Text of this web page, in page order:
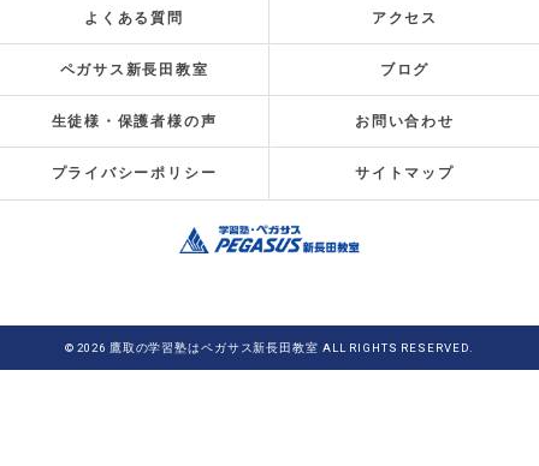
よくある質問 アクセス
ペガサス新長田教室 ブログ
生徒様・保護者様の声 お問い合わせ
プライバシーポリシー サイトマップ
© 2026 鷹取の学習塾はペガサス新長田教室 ALL RIGHTS RESERVED.